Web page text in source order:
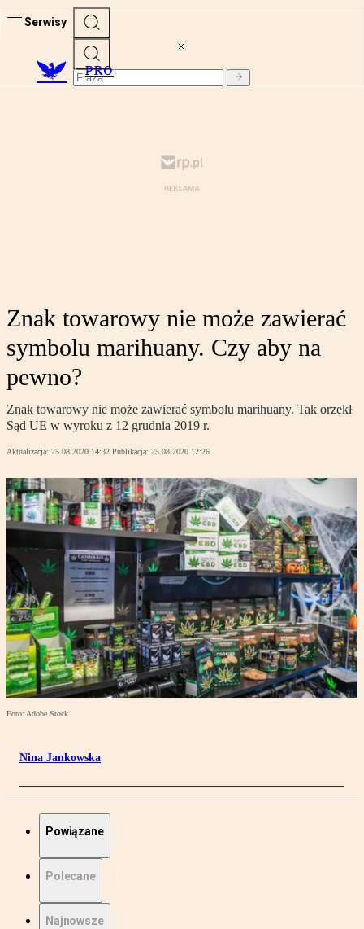
Serwisy
PRO
Znak towarowy nie może zawierać
symbolu marihuany. Czy aby na
pewno?
Znak towarowy nie może zawierać symbolu marihuany. Tak orzekł
Sąd UE w wyroku z 12 grudnia 2019 r.
Aktualizacja: 25.08.2020 14:32 Publikacja: 25.08.2020 12:26
Foto: Adobe Stock
Nina Jankowska
Powiązane
Polecane
Najnowsze